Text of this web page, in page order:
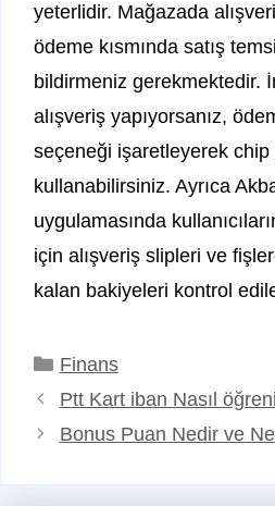
yeterlidir. Mağazada
ödeme kısmında satış
bildirmeniz gerekmektedir.
alışveriş yapıyorsanız,
seçeneği işaretleyerek chip
kullanabilirsiniz. Ayrıca
uygulamasında
için alışveriş slipleri ve
kalan bakiyeleri kontrol
Kategoriler
Finans
Ptt Kart iban Nasıl
Bonus Puan Nedir ve